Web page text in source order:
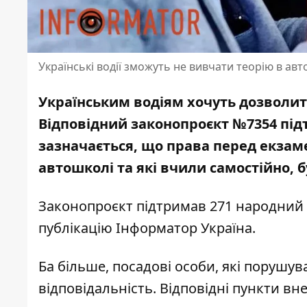
Українські водії зможуть не вивчати теорію в
Українським водіям хочуть
Відповідний законопроєкт №7354
зазначається, що права перед
автошколі та які вчили самостійно,
Законопроєкт підтримав 271
публікацію Інформатор Україна.
Ба більше, посадові особи, які
відповідальність. Відповідні пункти